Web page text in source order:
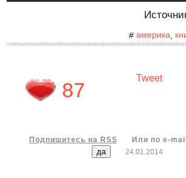
# америка,
87
Tweet
Подпишитесь на RSS
Или по e-
24.01.2014